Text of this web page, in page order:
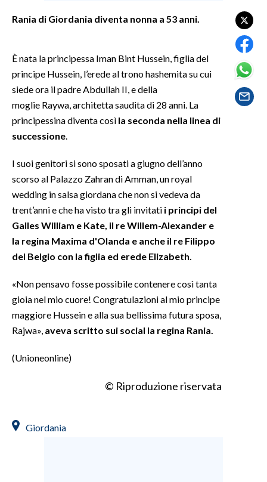
VOLLEY
TENNIS
ALTRI SPORT
CULTURA
GOSSIP
SARDEGNA TURISMO
SARDI NEL MONDO
NOTIZIE
EVENTI
#CARAUNIONE
Rania di Giordania diventa nonna a 53 anni.
È nata la principessa Iman Bint Hussein, figlia del
principe Hussein, l’erede al trono hashemita su cui
siede ora il padre Abdullah II, e della
moglie Raywa, architetta saudita di 28 anni. La
principessina diventa così la seconda nella linea di
successione
I suoi genitori si sono sposati a giugno dell’anno
scorso al Palazzo Zahran di Amman, un royal
wedding in salsa giordana che non si vedeva da
trent’anni e che ha visto tra gli invitati i principi del
Galles William e Kate, il re Willem-Alexander e
la regina Maxima d'Olanda e anche il re Filippo
del Belgio con la figlia ed erede Elizabeth.
«Non pensavo fosse possibile contenere così tanta
gioia nel mio cuore! Congratulazioni al mio principe
maggiore Hussein e alla sua bellissima futura sposa,
Rajwa», aveva scritto sui social la regina Rania.
(Unioneonline)
© Riproduzione riservata
Giordania